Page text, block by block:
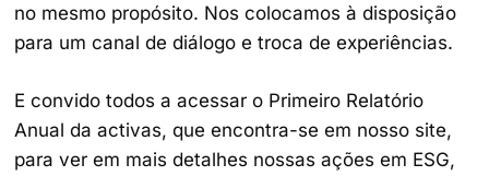
no mesmo propósito. Nos colocamos à disposição
para um canal de diálogo e troca de experiências.
E convido todos a acessar o Primeiro Relatório
Anual da activas, que encontra-se em nosso site,
para ver em mais detalhes nossas ações em ESG,